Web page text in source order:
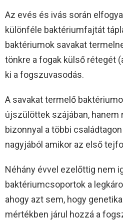
Az evés és ivás során
különféle baktériumfajtát
baktériumok savakat
tönkre a fogak külső rétegét
ki a fogszuvasodás.
A savakat termelő
újszülöttek szájában, hanem
bizonnyal a többi
nagyjából amikor az első
Néhány évvel ezelőttig nem
baktériumcsoportok a
ahogy azt sem, hogy
mértékben járul hozzá a